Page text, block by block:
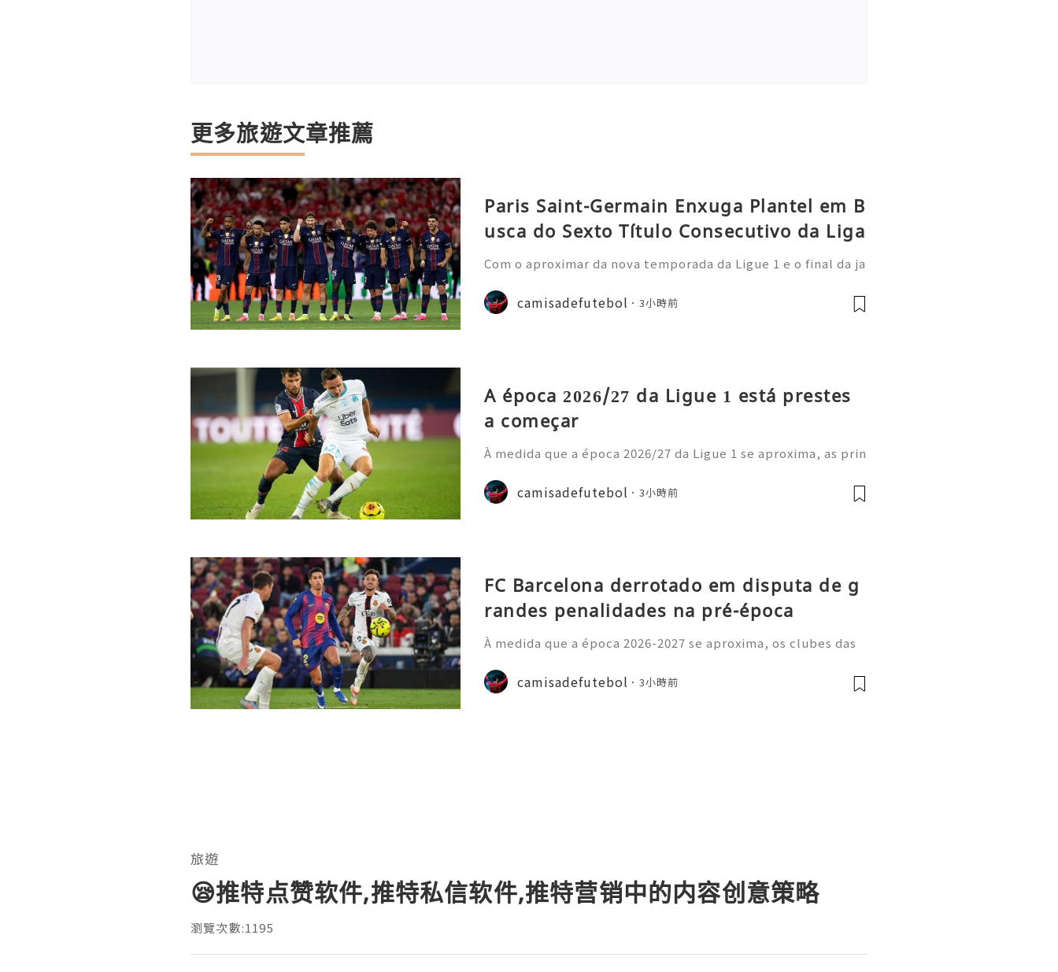
更多旅遊文章推薦
Paris Saint-Germain Enxuga Plantel em B
usca do Sexto Título Consecutivo da Liga
Com o aproximar da nova temporada da Ligue 1 e o final da ja
nstrou uma nova estratégia operacional: afastou-se do anter
ior estilo de gastos e
camisadefutebol 3小時前
A época 2026/27 da Ligue 1 está prestes
a começar
À medida que a época 2026/27 da Ligue 1 se aproxima, as prin
o prazo para o título. Os adeptos estão a comprar os novos C
amisolas de futebol
camisadefutebol 3小時前
FC Barcelona derrotado em disputa de g
randes penalidades na pré-época
À medida que a época 2026-2027 se aproxima, os clubes das
sivo, com vários jogos amigáveis ​​a despertarem grande inter
esse por parte dos a
camisadefutebol 3小時前
旅遊
😪推特点赞软件,推特私信软件,推特营销中的内容创意策略
瀏覽次數:1195